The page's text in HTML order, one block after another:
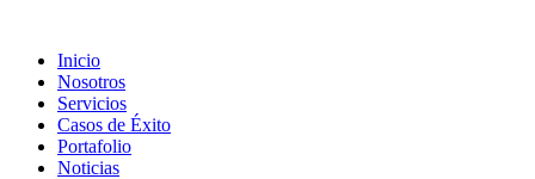
Inicio
Nosotros
Servicios
Casos de Éxito
Portafolio
Noticias